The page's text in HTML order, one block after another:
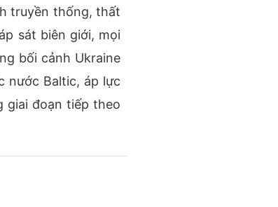
truyền thống, thất
sát biên giới, mọi
bối cảnh Ukraine
nước Baltic, áp lực
giai đoạn tiếp theo